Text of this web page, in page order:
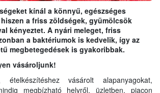
kínál a könnyű, egészséges
a friss zöldségek, gyümölcsök
kényeztet. A nyári meleget, friss
a baktériumok is kedvelik, így az
megbetegedések is gyakoribbak.
vásároljunk!
ételkészítéshez vásárolt alapanyagokat,
megbízható helyről, üzletben, piacon